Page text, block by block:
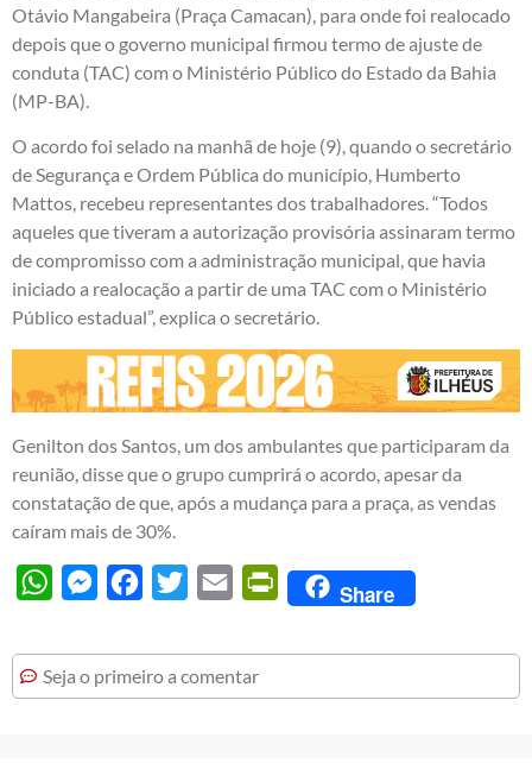
Otávio Mangabeira (Praça Camacan), para onde foi realocado
depois que o governo municipal firmou termo de ajuste de
conduta (TAC) com o Ministério Público do Estado da Bahia
(MP-BA).
O acordo foi selado na manhã de hoje (9), quando o secretário
de Segurança e Ordem Pública do município, Humberto
Mattos, recebeu representantes dos trabalhadores. “Todos
aqueles que tiveram a autorização provisória assinaram termo
de compromisso com a administração municipal, que havia
iniciado a realocação a partir de uma TAC com o Ministério
Público estadual”, explica o secretário.
Genilton dos Santos, um dos ambulantes que participaram da
reunião, disse que o grupo cumprirá o acordo, apesar da
constatação de que, após a mudança para a praça, as vendas
caíram mais de 30%.
WhatsAppMessengerFacebook
Twitter Email PrintFriendly
Share
Seja o primeiro a comentar